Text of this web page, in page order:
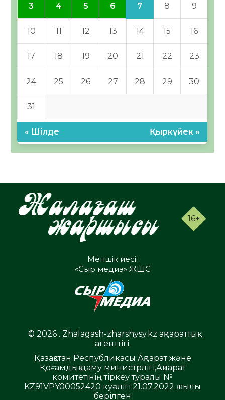
3 4 5 6 7 8 9
10 11 12 13 14 15 16
17 18 19 20 21 22 23
24 25 26 27 28 29 30
31
« Шілде Қыркүйек »
16+
Меншік иесі:
«Сыр медиа» ЖШС
© 2026 . Zhalagash-zharshysy.kz ақпараттық
агенттігі.
Қазақстан Республикасы Ақпарат және
Қоғамдық даму министрлігі,Ақпарат
комитетінің тіркеу туралы №
KZ91VPY00052420 куәлігі 21.07.2022 жылы
берілген